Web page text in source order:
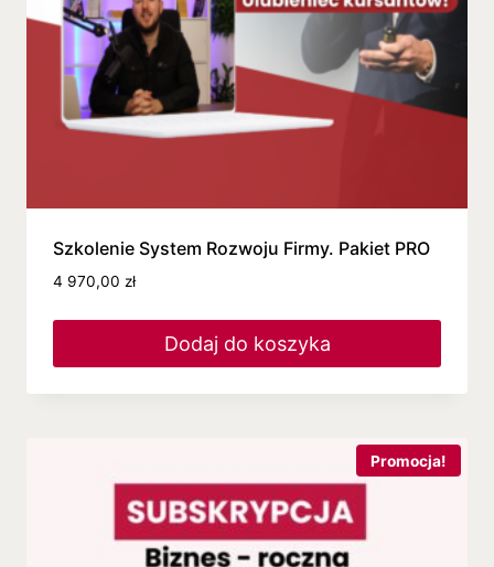
Szkolenie System Rozwoju Firmy. Pakiet PRO
4 970,00 zł
Dodaj do koszyka
Promocja!